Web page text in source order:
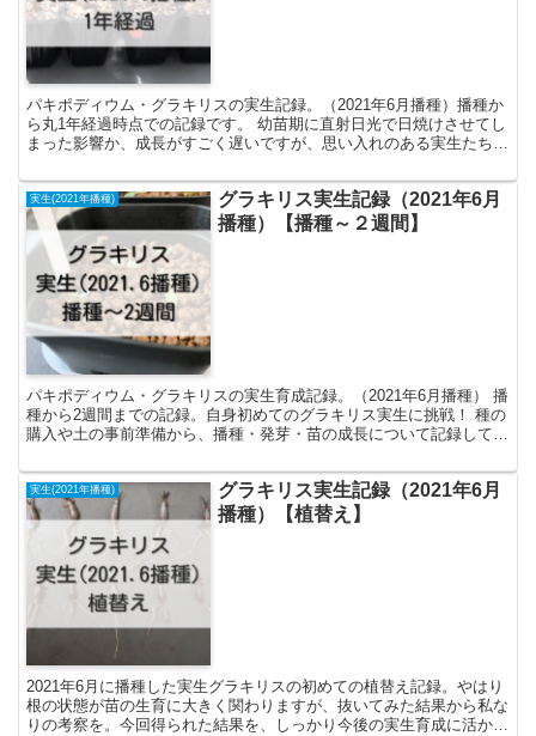
パキポディウム・グラキリスの実生記録。（2021年6月播種）播種か
ら丸1年経過時点での記録です。 幼苗期に直射日光で日焼けさせてし
まった影響か、成長がすごく遅いですが、思い入れのある実生たちで
す。
実生(2021年播種)
グラキリス実生記録（2021年6月
播種）【播種～２週間】
パキポディウム・グラキリスの実生育成記録。（2021年6月播種） 播
種から2週間までの記録。自身初めてのグラキリス実生に挑戦！ 種の
購入や土の事前準備から、播種・発芽・苗の成長について記録してい
方のグループ分けについて。
実生(2021年播種)
グラキリス実生記録（2021年6月
播種）【植替え】
2021年6月に播種した実生グラキリスの初めての植替え記録。やはり
根の状態が苗の生育に大きく関わりますが、抜いてみた結果から私な
りの考察を。今回得られた結果を、しっかり今後の実生育成に活かし